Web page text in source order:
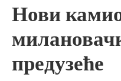
Нови
предузеће